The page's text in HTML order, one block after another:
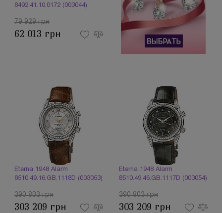
8492.41.10.0172 (003044)
79 929 грн
62 013 грн
Eterna 1948 Alarm
8510.49.16.GB.1118D (003053)
390 803 грн
303 209 грн
Eterna 1948 Alarm
8510.49.46.GB.1117D (003054)
390 803 грн
303 209 грн